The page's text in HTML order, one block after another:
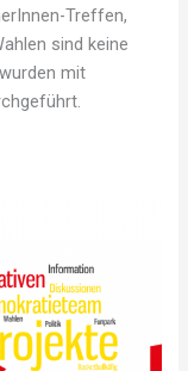
Treffen,
sind keine
mit